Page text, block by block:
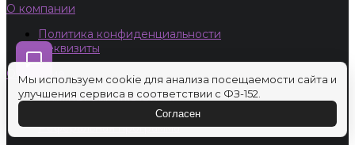
О компании
Политика конфиденциальности
Реквизиты
Обучение
Приложение для iPhone
Приложение для Android
Реферальная программа
Мы используем cookie для анализа посещаемости сайта и
улучшения сервиса в соответствии с ФЗ-152.
Согласен